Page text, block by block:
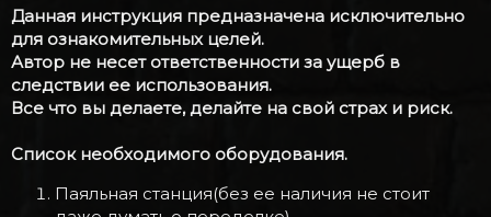
Данная инструкция предназначена исключительно
для ознакомительных целей.
Автор не несет ответственности за ущерб в
следствии ее использования.
Все что вы делаете, делайте на свой страх и риск.
Список необходимого оборудования.
Паяльная станция(без ее наличия не стоит